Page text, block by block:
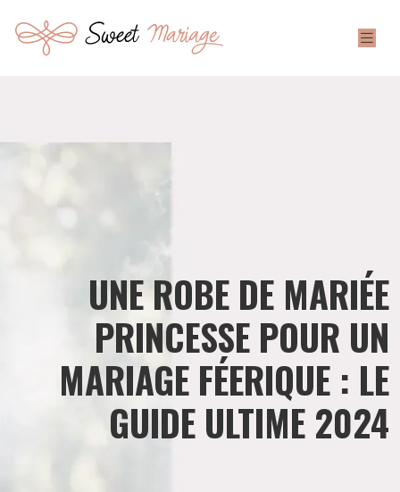
UNE ROBE DE MARIÉE
PRINCESSE POUR UN
MARIAGE FÉERIQUE : LE
GUIDE ULTIME 2024